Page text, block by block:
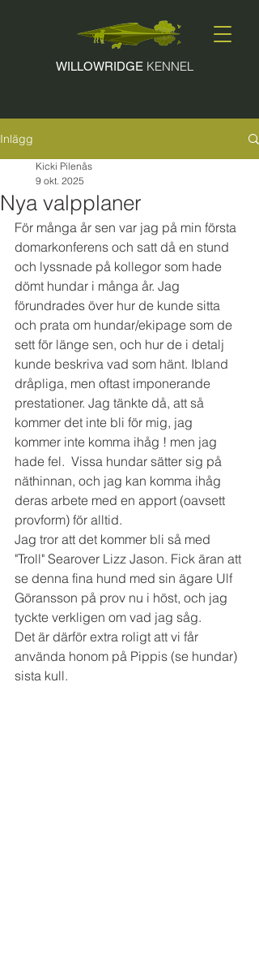
WILLOWRIDGE KENNEL
Inlägg
Nya valpplaner
Kicki Pilenås
9 okt. 2025
För många år sen var jag på min första
domarkonferens och satt då en stund
och lyssnade på kollegor som hade
dömt hundar i många år. Jag
förundrades över hur de kunde sitta
och prata om hundar/ekipage som de
sett för länge sen, och hur de i detalj
kunde beskriva vad som hänt. Ibland
dråpliga, men oftast imponerande
prestationer. Jag tänkte då, att så
kommer det inte bli för mig, jag
kommer inte komma ihåg ! men jag
hade fel.  Vissa hundar sätter sig på
näthinnan, och jag kan komma ihåg
deras arbete med en apport (oavsett
provform) för alltid.
Jag tror att det kommer bli så med
"Troll" Searover Lizz Jason. Fick äran att
se denna fina hund med sin ägare Ulf
Göransson på prov nu i höst, och jag
tyckte verkligen om vad jag såg.
Det är därför extra roligt att vi får
använda honom på Pippis (se hundar)
sista kull.